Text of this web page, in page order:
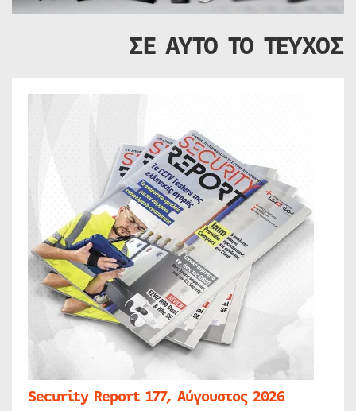
ΣΕ ΑΥΤΟ ΤΟ ΤΕΥΧΟΣ
Security Report 177, Αύγουστος 2026